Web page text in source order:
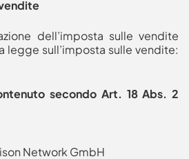
dell’imposta sulle vendite
legge sull’imposta sulle vendite:
secondo Art. 18 Abs. 2
Network GmbH